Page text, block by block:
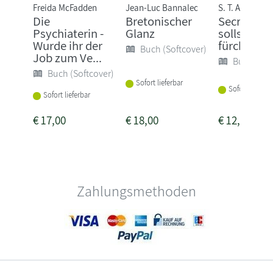
Freida McFadden
Die
Psychiaterin -
Wurde ihr der
Job zum Ve...
Buch (Softcover)
Sofort lieferbar
€17,00
Jean-Luc Bannalec
Bretonischer
Glanz
Buch (Softcover)
Sofort lieferbar
€18,00
S. T. Abby
Secret -
sollst
fürchten
Buch
Sofort
€12,00
Zahlungsmethoden